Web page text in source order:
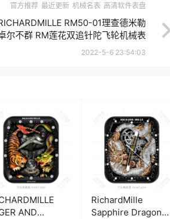
官方推荐 最近更新 机械名表 高清软件表盘
RM50-01理查德米勒
尔不群 RM莲花双追针陀飞轮机械表
盘.clock k06019 17194
2022-5-6 23:54:03
AND
RichardMille
Sapphire Dragon里